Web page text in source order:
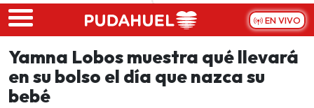
Skip to main content
EN VIVO
Yamna Lobos muestra qué llevará
en su bolso el día que nazca su
bebé